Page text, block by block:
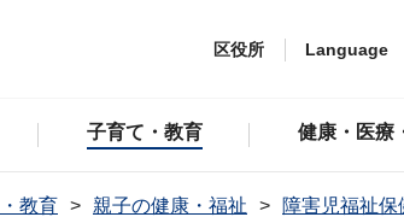
区役所 Language
子育て・教育 健康・医療
教育 親子の健康・福祉 障害児福祉保